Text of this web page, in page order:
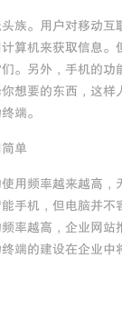
。用户对移动互
算机来获取信息。
。另外，手机的功
想要的东西，这样
端。
单
频率越来越高，
手机，但电脑并不
率越高，企业网站
端的建设在企业中